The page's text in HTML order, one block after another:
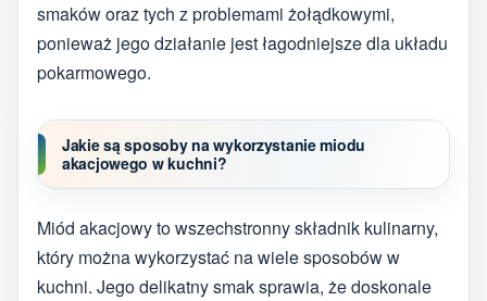
smaków oraz tych z problemami żołądkowymi,
ponieważ jego działanie jest łagodniejsze dla układu
pokarmowego.
Jakie są sposoby na wykorzystanie miodu
akacjowego w kuchni?
Miód akacjowy to wszechstronny składnik kulinarny,
który można wykorzystać na wiele sposobów w
kuchni. Jego delikatny smak sprawia, że doskonale